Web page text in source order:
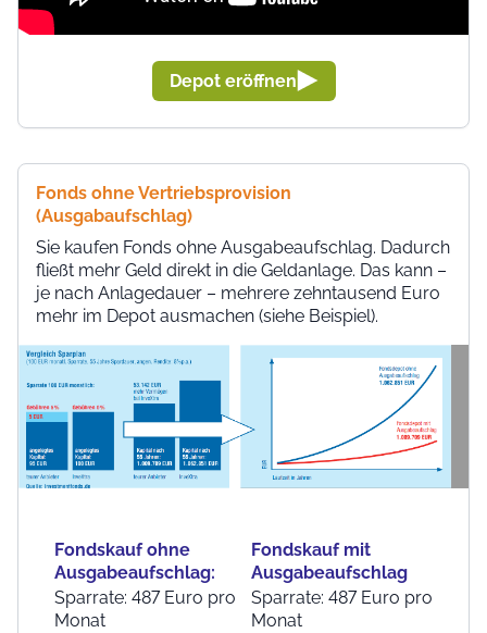
Depot eröffnen
Fonds ohne Vertriebsprovision
(Ausgabaufschlag)
Sie kaufen Fonds ohne Ausgabeaufschlag. Dadurch
fließt mehr Geld direkt in die Geldanlage. Das kann –
je nach Anlagedauer – mehrere zehntausend Euro
mehr im Depot ausmachen (siehe Beispiel).
Fondskauf ohne
Ausgabeaufschlag:
Fondskauf mit
Ausgabeaufschlag
Sparrate: 487 Euro pro
Monat
Sparrate: 487 Euro pro
Monat